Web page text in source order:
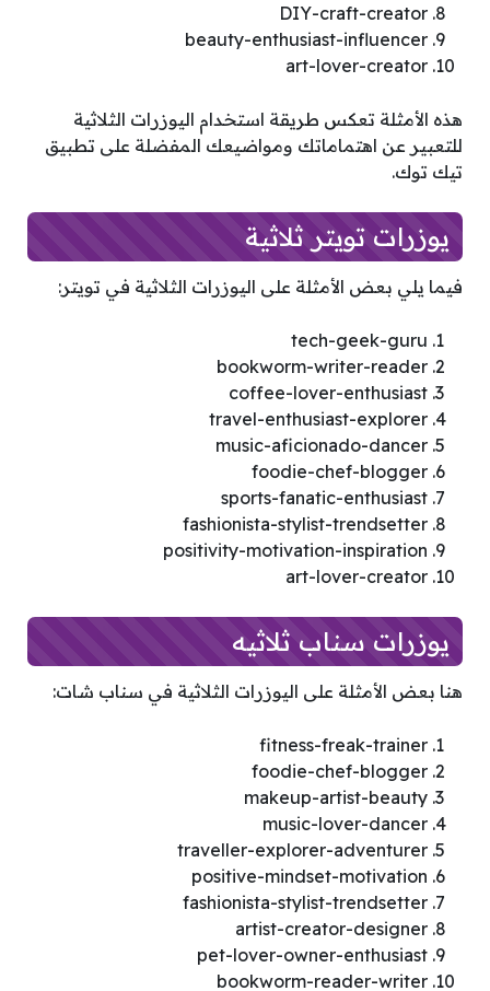
DIY-craft-creator
beauty-enthusiast-influencer
art-lover-creator
هذه الأمثلة تعكس طريقة استخدام اليوزرات الثلاثية
للتعبير عن اهتماماتك ومواضيعك المفضلة على تطبيق
تيك توك.
يوزرات تويتر ثلاثية
فيما يلي بعض الأمثلة على اليوزرات الثلاثية في تويتر:
tech-geek-guru
bookworm-writer-reader
coffee-lover-enthusiast
travel-enthusiast-explorer
music-aficionado-dancer
foodie-chef-blogger
sports-fanatic-enthusiast
fashionista-stylist-trendsetter
positivity-motivation-inspiration
art-lover-creator
يوزرات سناب ثلاثيه
هنا بعض الأمثلة على اليوزرات الثلاثية في سناب شات:
fitness-freak-trainer
foodie-chef-blogger
makeup-artist-beauty
music-lover-dancer
traveller-explorer-adventurer
positive-mindset-motivation
fashionista-stylist-trendsetter
artist-creator-designer
pet-lover-owner-enthusiast
bookworm-reader-writer